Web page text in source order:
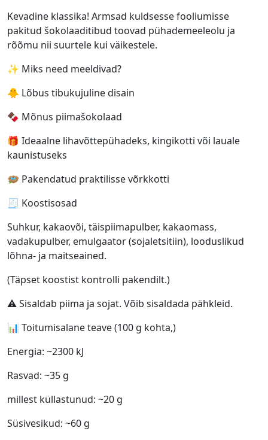
Kevadine klassika! Armsad kuldsesse fooliumisse
pakitud šokolaaditibud toovad pühademeeleolu ja
rõõmu nii suurtele kui väikestele.
✨ Miks need meeldivad?
🐥 Lõbus tibukujuline disain
🍫 Mõnus piimašokolaad
🎁 Ideaalne lihavõttepühadeks, kingikotti või lauale
kaunistuseks
🪺 Pakendatud praktilisse võrkkotti
🧾 Koostisosad
Suhkur, kakaovõi, täispiimapulber, kakaomass,
vadakupulber, emulgaator (sojaletsitiin), looduslikud
lõhna- ja maitseained.
(Täpset koostist kontrolli pakendilt.)
⚠️ Sisaldab piima ja sojat. Võib sisaldada pähkleid.
📊 Toitumisalane teave (100 g kohta,)
Energia: ~2300 kJ
Rasvad: ~35 g
millest küllastunud: ~20 g
Süsivesikud: ~60 g